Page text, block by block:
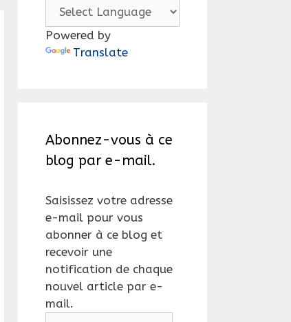
Powered by
Translate
Abonnez-vous à ce
blog par e-mail.
Saisissez votre adresse
e-mail pour vous
abonner à ce blog et
recevoir une
notification de chaque
nouvel article par e-
mail.